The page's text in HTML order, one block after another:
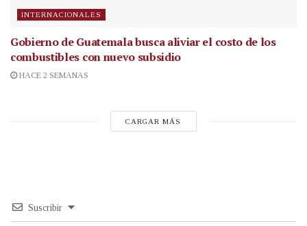
INTERNACIONALES
Gobierno de Guatemala busca aliviar el costo de los
combustibles con nuevo subsidio
HACE 2 SEMANAS
CARGAR MÁS
Suscribir